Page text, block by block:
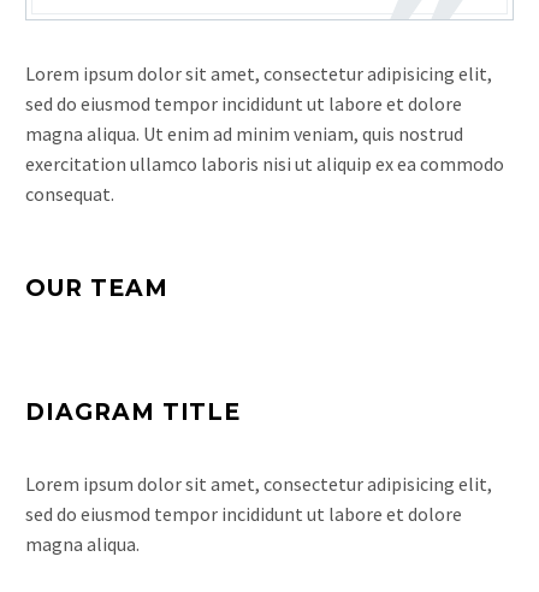
Lorem ipsum dolor sit amet, consectetur adipisicing elit,
sed do eiusmod tempor incididunt ut labore et dolore
magna aliqua. Ut enim ad minim veniam, quis nostrud
exercitation ullamco laboris nisi ut aliquip ex ea commodo
consequat.
OUR TEAM
DIAGRAM TITLE
Lorem ipsum dolor sit amet, consectetur adipisicing elit,
sed do eiusmod tempor incididunt ut labore et dolore
magna aliqua.